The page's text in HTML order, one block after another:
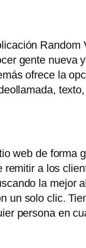
gente nueva
ofrece la
web de forma
a los
la mejor
un solo clic.
persona en